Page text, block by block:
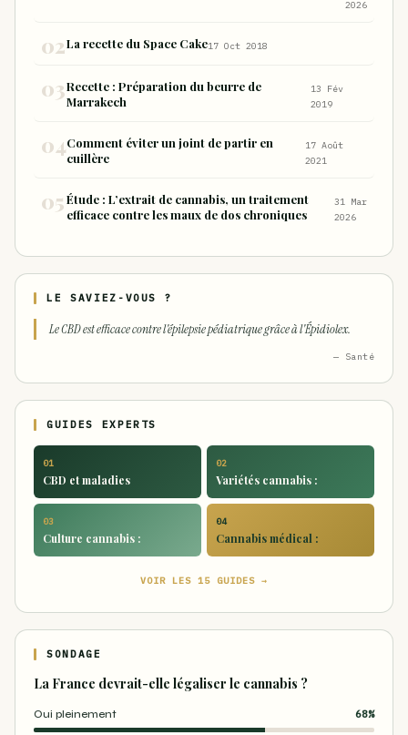
2026
La recette du Space Cake17 Oct 2018
Recette : Préparation du beurre de
Marrakech
13 Fév
2019
Comment éviter un joint de partir en
cuillère
17 Août
2021
Étude : L’extrait de cannabis, un traitement
efficace contre les maux de dos chroniques
31 Mar
2026
LE SAVIEZ-VOUS ?
Le CBD est efficace contre l'épilepsie pédiatrique grâce à l'Épidiolex.
— Santé
GUIDES EXPERTS
01
CBD et maladies
02
Variétés cannabis :
03
Culture cannabis :
04
Cannabis médical :
VOIR LES 15 GUIDES →
SONDAGE
La France devrait-elle légaliser le cannabis ?
Oui pleinement 68%